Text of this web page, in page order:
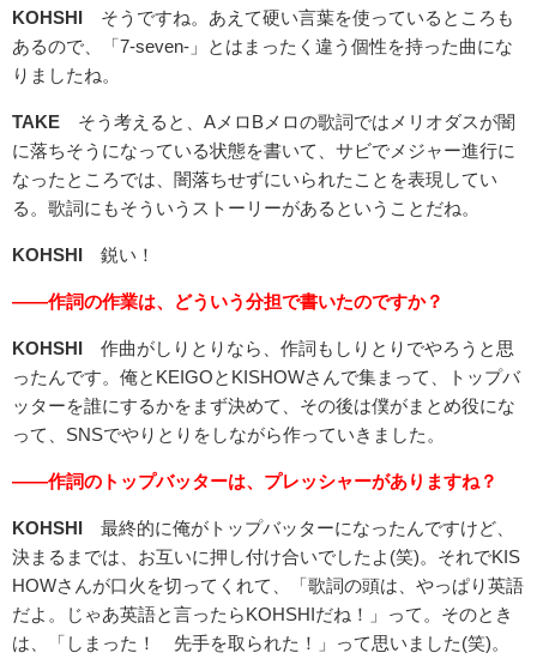
KOHSHI そうですね。あえて硬い言葉を使っているところも
あるので、「7-seven-」とはまったく違う個性を持った曲にな
りましたね。
TAKE そう考えると、AメロBメロの歌詞ではメリオダスが闇
に落ちそうになっている状態を書いて、サビでメジャー進行に
なったところでは、闇落ちせずにいられたことを表現してい
る。歌詞にもそういうストーリーがあるということだね。
KOHSHI 鋭い！
――作詞の作業は、どういう分担で書いたのですか？
KOHSHI 作曲がしりとりなら、作詞もしりとりでやろうと思
ったんです。俺とKEIGOとKISHOWさんで集まって、トップバ
ッターを誰にするかをまず決めて、その後は僕がまとめ役にな
って、SNSでやりとりをしながら作っていきました。
――作詞のトップバッターは、プレッシャーがありますね？
KOHSHI 最終的に俺がトップバッターになったんですけど、
決まるまでは、お互いに押し付け合いでしたよ(笑)。それでKIS
HOWさんが口火を切ってくれて、「歌詞の頭は、やっぱり英語
だよ。じゃあ英語と言ったらKOHSHIだね！」って。そのとき
は、「しまった！ 先手を取られた！」って思いました(笑)。